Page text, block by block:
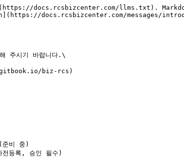
docs.rcsbizcenter.com/llms.txt).
docs.rcsbizcenter.com/messages/
주시기 바랍니다.\
biz-rcs)
준비 중)
전등록, 승인 필수)